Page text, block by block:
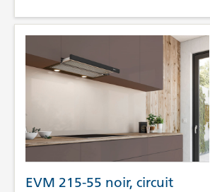
EVM 215-55 noir, circuit